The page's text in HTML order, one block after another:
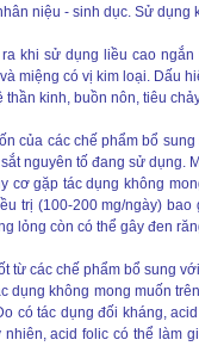
niệu - sinh dục. Sử
khi sử dụng liều cao
miệng có vị kim loại. Dấu
kinh, buồn nôn, tiêu
của các chế phẩm bổ
nguyên tố đang sử dụng.
cơ gặp tác dụng không
trị (100-200 mg/ngày)
lỏng còn có thể gây đen
từ các chế phẩm bổ sung
dụng không mong muốn
có tác dụng đối kháng,
acid folic có thể làm